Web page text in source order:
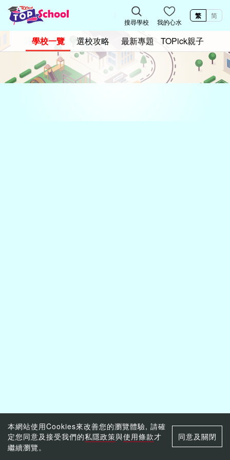
搜尋學校 我的心水
繁 简
學校一覽 選校攻略 最新專題 TOPick親子
本網站使用Cookies來改善您的瀏覽體驗, 請確
定您同意及接受我們的私隱政策與使用條款才
繼續瀏覽。
同意及關閉